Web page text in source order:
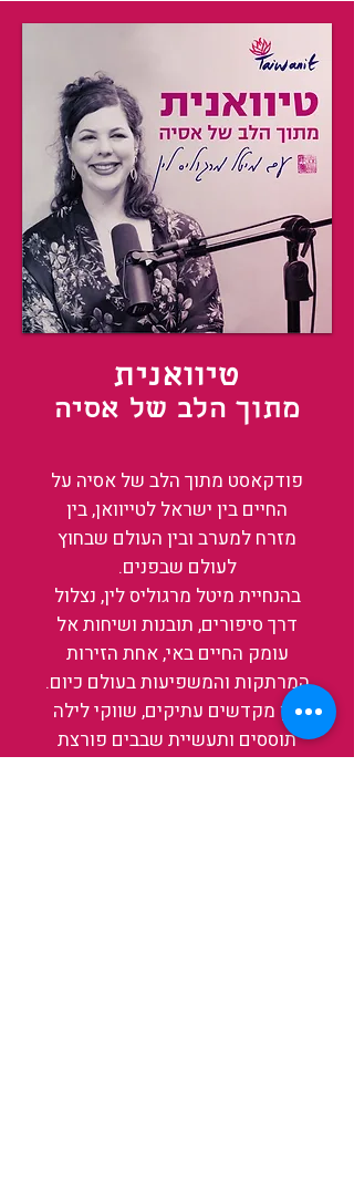
טיוואנית
מתוך הלב של אסיה
פודקאסט מתוך הלב של אסיה על
החיים בין ישראל לטייוואן, בין
מזרח למערב ובין העולם שבחוץ
לעולם שבפנים.
בהנחיית מיטל מרגוליס לין, נצלול
דרך סיפורים, תובנות ושיחות אל
עומק החיים באי, אחת הזירות
המרתקות והמשפיעות בעולם כיום.
בין מקדשים עתיקים, שווקי לילה
תוססים ותעשיית שבבים פורצת